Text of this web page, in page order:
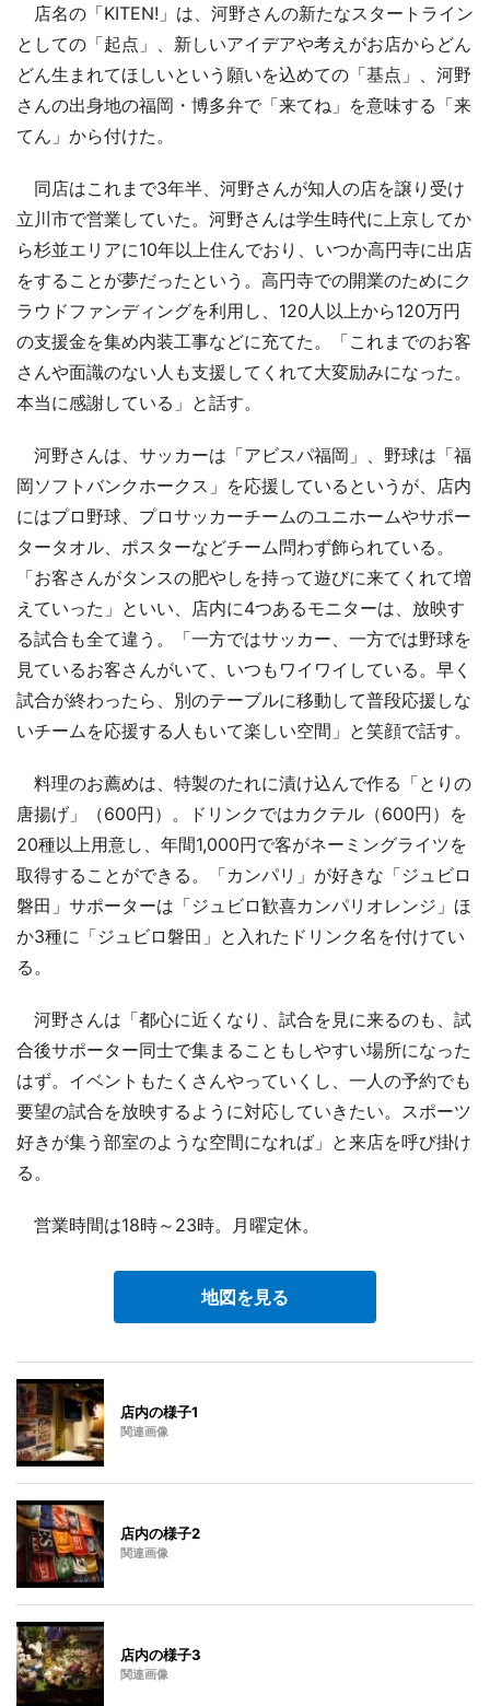
店名の「KITEN!」は、河野さんの新たなスタートライン
としての「起点」、新しいアイデアや考えがお店からどん
どん生まれてほしいという願いを込めての「基点」、河野
さんの出身地の福岡・博多弁で「来てね」を意味する「来
てん」から付けた。
同店はこれまで3年半、河野さんが知人の店を譲り受け
立川市で営業していた。河野さんは学生時代に上京してか
ら杉並エリアに10年以上住んでおり、いつか高円寺に出店
をすることが夢だったという。高円寺での開業のためにク
ラウドファンディングを利用し、120人以上から120万円
の支援金を集め内装工事などに充てた。「これまでのお客
さんや面識のない人も支援してくれて大変励みになった。
本当に感謝している」と話す。
河野さんは、サッカーは「アビスパ福岡」、野球は「福
岡ソフトバンクホークス」を応援しているというが、店内
にはプロ野球、プロサッカーチームのユニホームやサポー
タータオル、ポスターなどチーム問わず飾られている。
「お客さんがタンスの肥やしを持って遊びに来てくれて増
えていった」といい、店内に4つあるモニターは、放映す
る試合も全て違う。「一方ではサッカー、一方では野球を
見ているお客さんがいて、いつもワイワイしている。早く
試合が終わったら、別のテーブルに移動して普段応援しな
いチームを応援する人もいて楽しい空間」と笑顔で話す。
料理のお薦めは、特製のたれに漬け込んで作る「とりの
唐揚げ」（600円）。ドリンクではカクテル（600円）を
20種以上用意し、年間1,000円で客がネーミングライツを
取得することができる。「カンパリ」が好きな「ジュビロ
磐田」サポーターは「ジュビロ歓喜カンパリオレンジ」ほ
か3種に「ジュビロ磐田」と入れたドリンク名を付けてい
る。
河野さんは「都心に近くなり、試合を見に来るのも、試
合後サポーター同士で集まることもしやすい場所になった
はず。イベントもたくさんやっていくし、一人の予約でも
要望の試合を放映するように対応していきたい。スポーツ
好きが集う部室のような空間になれば」と来店を呼び掛け
る。
営業時間は18時～23時。月曜定休。
地図を見る
店内の様子1
関連画像
店内の様子2
関連画像
店内の様子3
関連画像